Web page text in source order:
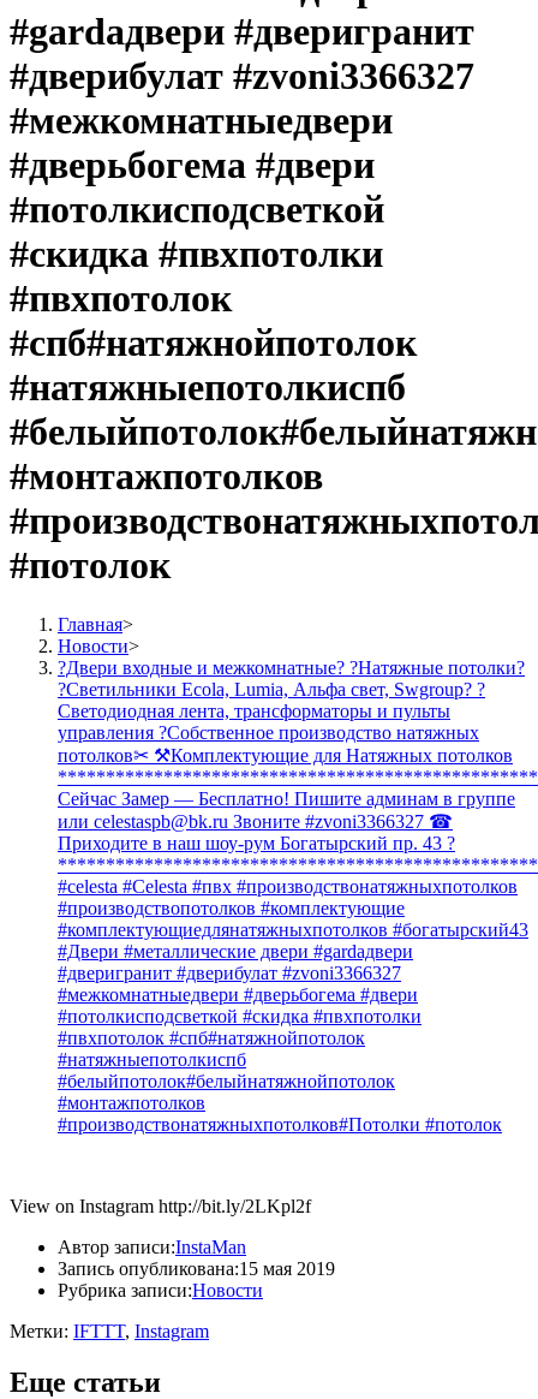
#gardaдвери #дверигранит
#дверибулат #zvoni3366327
#межкомнатныедвери
#дверьбогема #двери
#потолкисподсветкой
#скидка #пвхпотолки
#пвхпотолок
#спб#натяжнойпотолок
#натяжныепотолкиспб
#монтажпотолков
#потолок
Главная>
Новости>
?Двери входные и межкомнатные? ?Натяжные потолки?
?Светильники Ecola, Lumia, Альфа свет, Swgroup? ?
Светодиодная лента, трансформаторы и пульты
управления ?Собственное производство натяжных
потолков✂ ⚒Комплектующие для Натяжных потолков
**************************************************
Сейчас Замер — Бесплатно! Пишите админам в группе
или celestaspb@bk.ru Звоните #zvoni3366327 ☎
Приходите в наш шоу-рум Богатырский пр. 43 ?
**************************************************
#celesta #Celesta #пвх #производствонатяжныхпотолков
#производствопотолков #комплектующие
#комплектующиедлянатяжныхпотолков #богатырский43
#Двери #металлические двери #gardaдвери
#дверигранит #дверибулат #zvoni3366327
#межкомнатныедвери #дверьбогема #двери
#потолкисподсветкой #скидка #пвхпотолки
#пвхпотолок #спб#натяжнойпотолок
#натяжныепотолкиспб
#белыйпотолок#белыйнатяжнойпотолок
#монтажпотолков
#производствонатяжныхпотолков#Потолки #потолок
View on Instagram http://bit.ly/2LKpl2f
Автор записи:InstaMan
Запись опубликована:15 мая 2019
Рубрика записи:Новости
Метки: IFTTT, Instagram
Еще статьи